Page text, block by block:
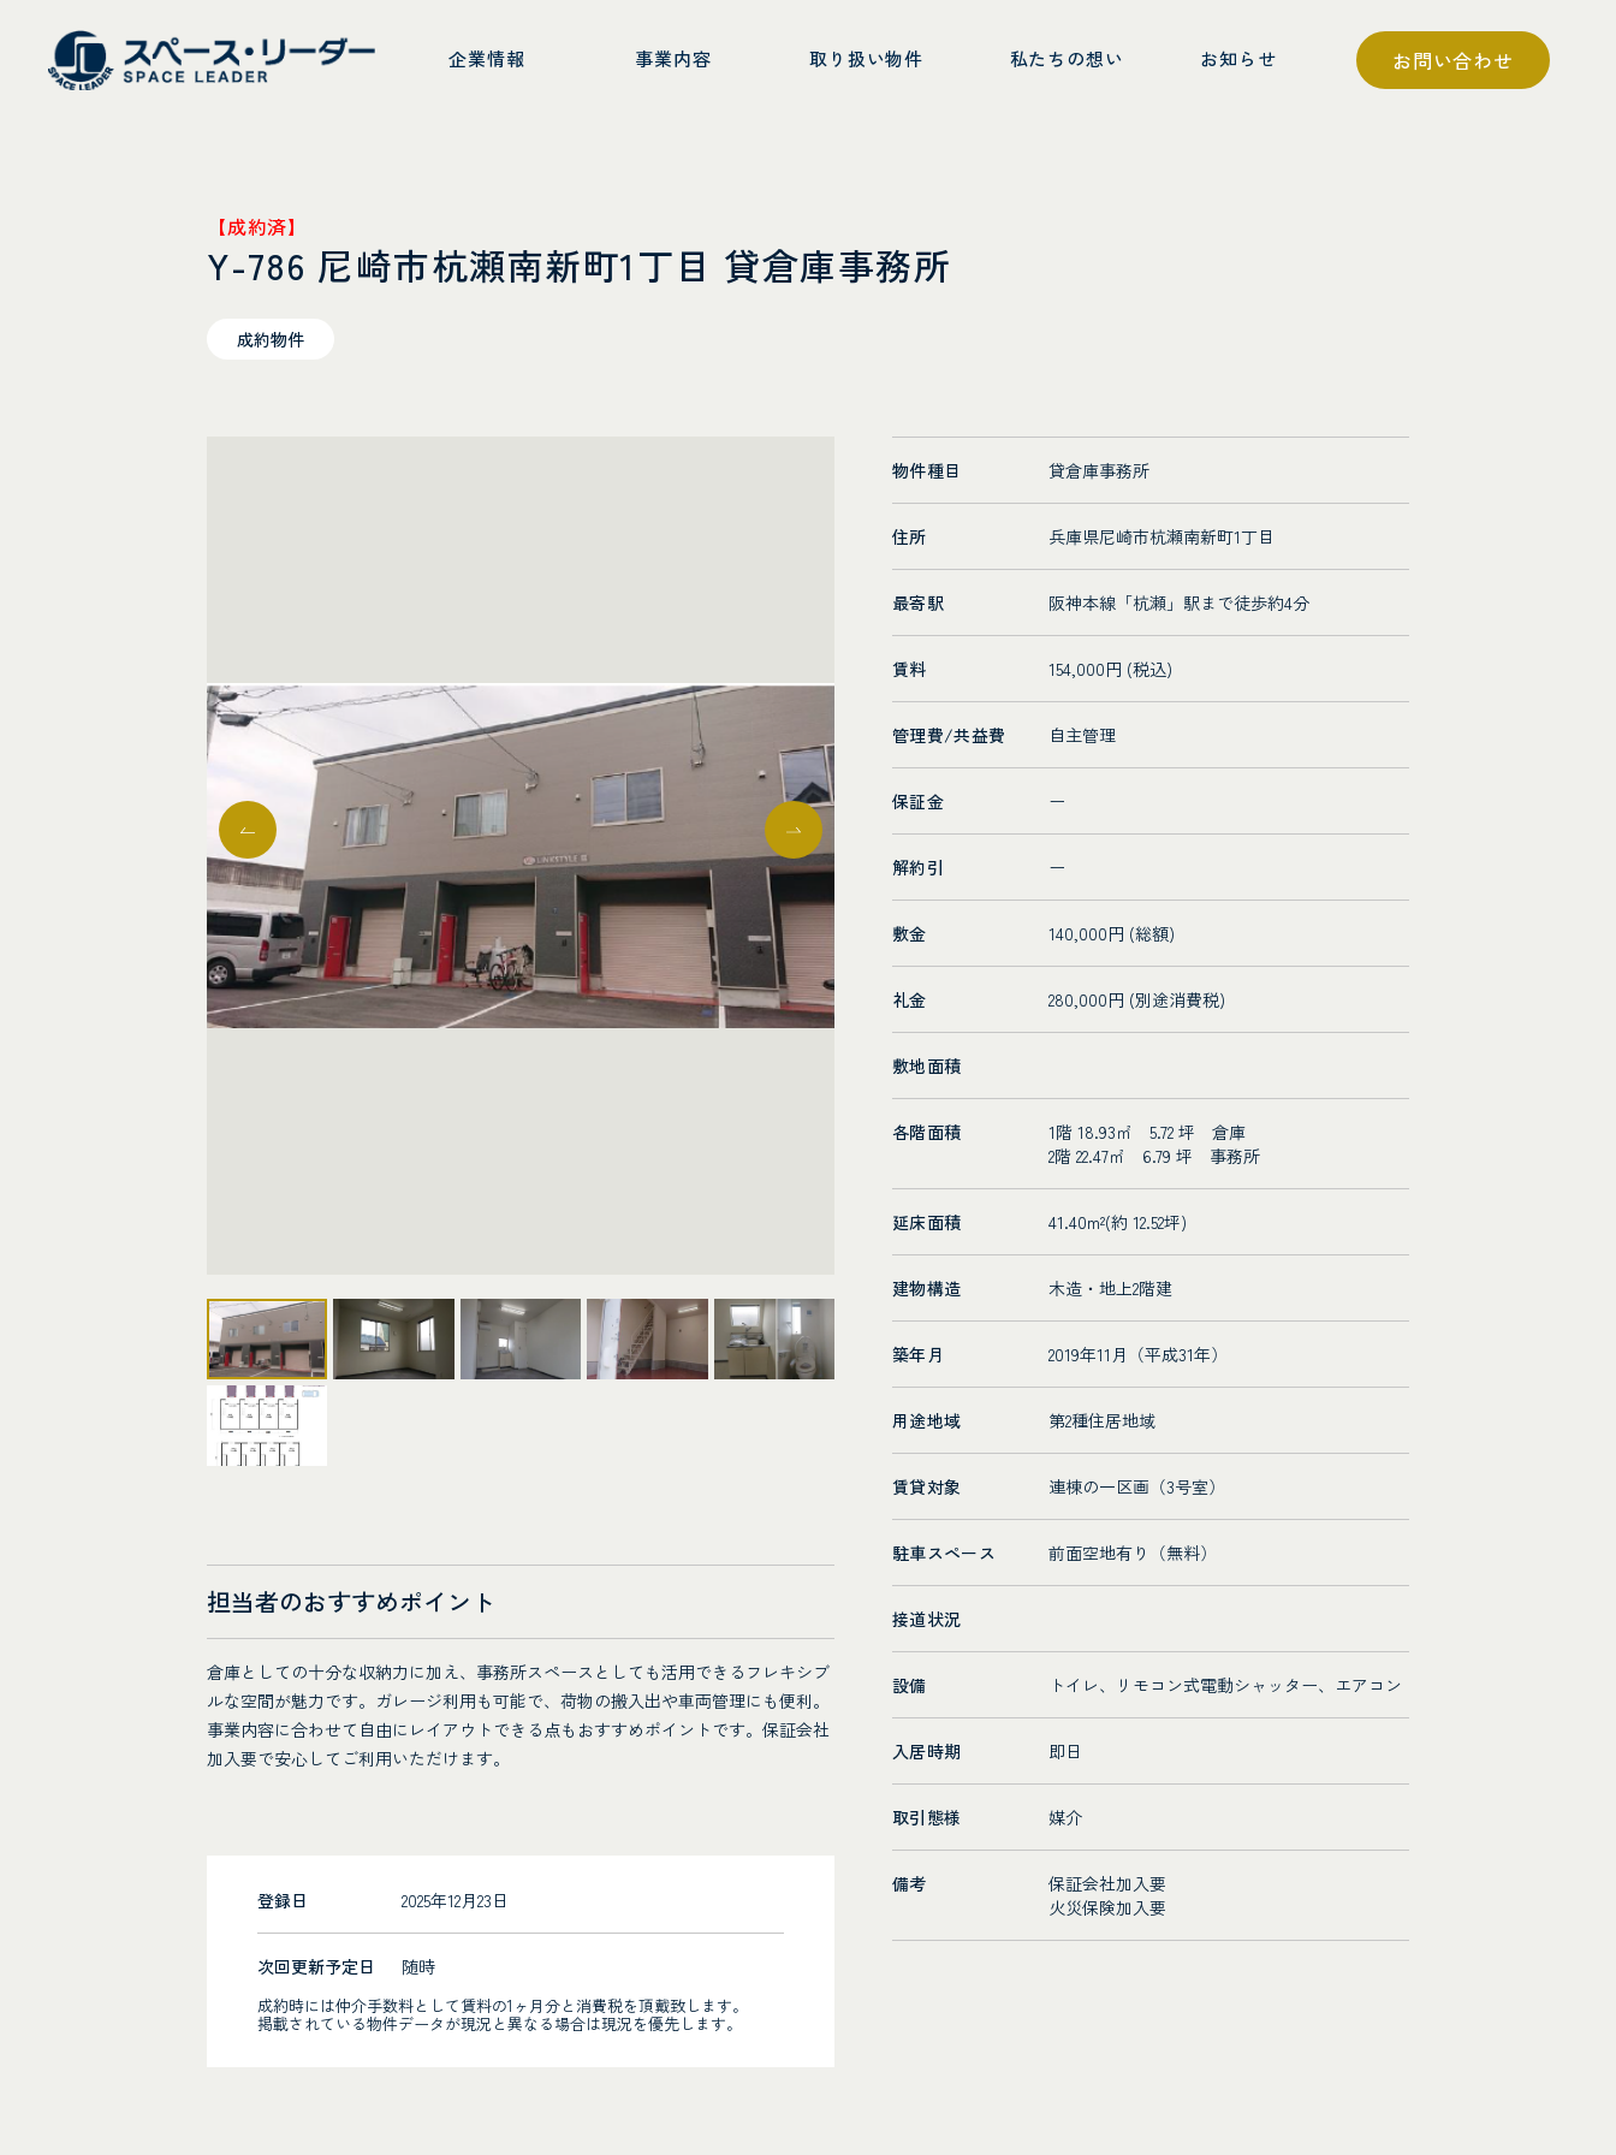
企業情報 事業内容 取り扱い物件 私たちの想い お知らせ お問い合わせ
【成約済】
Y-786 尼崎市杭瀬南新町1丁目 貸倉庫事務所
成約物件
担当者のおすすめポイント
倉庫としての十分な収納力に加え、事務所スペースとしても活用できるフレキシブ
ルな空間が魅力です。ガレージ利用も可能で、荷物の搬入出や車両管理にも便利。
事業内容に合わせて自由にレイアウトできる点もおすすめポイントです。保証会社
加入要で安心してご利用いただけます。
登録日 2025年12月23日
次回更新予定日 随時
成約時には仲介手数料として賃料の1ヶ月分と消費税を頂戴致します。
掲載されている物件データが現況と異なる場合は現況を優先します。
物件種目 貸倉庫事務所
住所 兵庫県尼崎市杭瀬南新町1丁目
最寄駅 阪神本線「杭瀬」駅まで徒歩約4分
賃料 154,000円 (税込)
管理費/共益費 自主管理
保証金 ー
解約引 ー
敷金 140,000円 (総額)
礼金 280,000円 (別途消費税)
敷地面積
各階面積
1階 18.93㎡ 5.72 坪 倉庫
2階 22.47㎡ 6.79 坪 事務所
延床面積 41.40m²(約 12.52坪)
建物構造 木造・地上2階建
築年月 2019年11月（平成31年）
用途地域 第2種住居地域
賃貸対象 連棟の一区画（3号室）
駐車スペース 前面空地有り（無料）
接道状況
設備 トイレ、リモコン式電動シャッター、エアコン
入居時期 即日
取引態様 媒介
備考
保証会社加入要
火災保険加入要